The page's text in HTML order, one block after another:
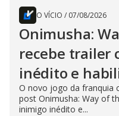
O VÍCIO / 07/08/2026
Onimusha:
recebe trailer
inédito e
O novo jogo da franquia
post Onimusha: Way of
inimigo inédito e...